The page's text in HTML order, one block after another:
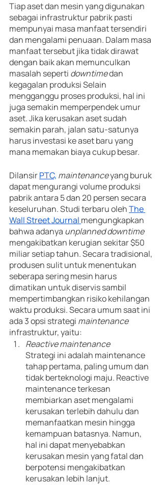
Tiap aset dan mesin yang digunakan
sebagai infrastruktur pabrik pasti
mempunyai masa manfaat tersendiri
dan mengalami penuaan. Dalam masa
manfaat tersebut jika tidak dirawat
dengan baik akan memunculkan
masalah seperti downtime dan
kegagalan produksi Selain
mengganggu proses produksi, hal ini
juga semakin memperpendek umur
aset. Jika kerusakan aset sudah
semakin parah, jalan satu-satunya
harus investasi ke aset baru yang
mana memakan biaya cukup besar.
Dilansir PTC, maintenance yang buruk
dapat mengurangi volume produksi
pabrik antara 5 dan 20 persen secara
keseluruhan. Studi terbaru oleh The
Wall Street Journal mengungkapkan
bahwa adanya unplanned downtime
mengakibatkan kerugian sekitar $50
miliar setiap tahun. Secara tradisional,
produsen sulit untuk menentukan
seberapa sering mesin harus
dimatikan untuk diservis sambil
mempertimbangkan risiko kehilangan
waktu produksi. Secara umum saat ini
ada 3 opsi strategi maintenance
infrastruktur, yaitu:
Reactive maintenance
Strategi ini adalah maintenance
tahap pertama, paling umum dan
tidak berteknologi maju. Reactive
maintenance terkesan
membiarkan aset mengalami
kerusakan terlebih dahulu dan
memanfaatkan mesin hingga
kemampuan batasnya. Namun,
hal ini dapat menyebabkan
kerusakan mesin yang fatal dan
berpotensi mengakibatkan
kerusakan lebih lanjut.